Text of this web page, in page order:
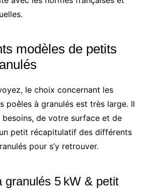
modèles de petits
le choix concernant les
poêles à granulés est très large. Il
de votre surface et de
petit récapitulatif des différents
pour s’y retrouver.
granulés 5 kW & petit